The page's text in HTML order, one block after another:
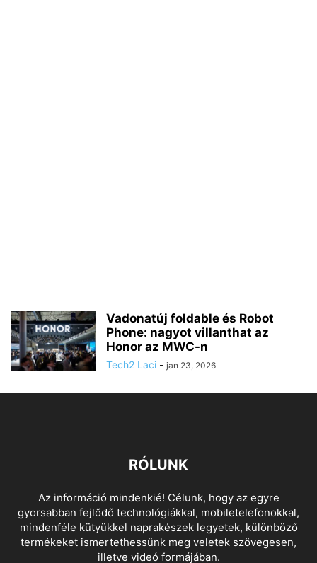
Vadonatúj foldable és Robot
Phone: nagyot villanthat az
Honor az MWC-n
Tech2 Laci - jan 23, 2026
RÓLUNK
Az információ mindenkié! Célunk, hogy az egyre
gyorsabban fejlődő technológiákkal, mobiletelefonokkal,
mindenféle kütyükkel naprakészek legyetek, különböző
termékeket ismertethessünk meg veletek szövegesen,
illetve videó formájában.